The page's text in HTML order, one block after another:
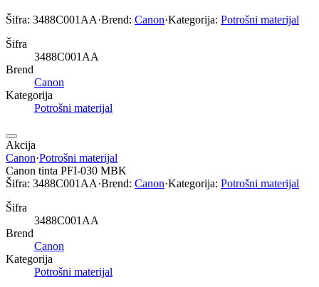
Šifra: 3488C001AA·Brend: Canon·Kategorija: Potrošni materijal
Šifra
3488C001AA
Brend
Canon
Kategorija
Potrošni materijal
Akcija
Canon·Potrošni materijal
Canon tinta PFI-030 MBK
Šifra: 3488C001AA·Brend: Canon·Kategorija: Potrošni materijal
Šifra
3488C001AA
Brend
Canon
Kategorija
Potrošni materijal